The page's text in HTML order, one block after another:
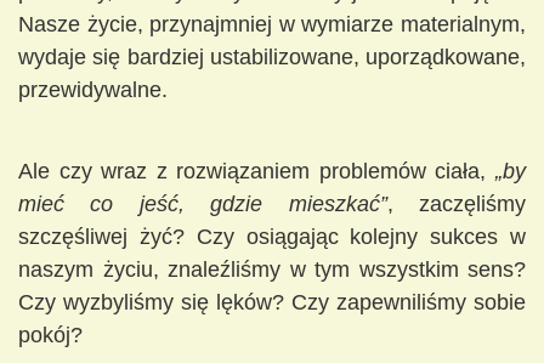
Nasze życie, przynajmniej w wymiarze materialnym,
wydaje się bardziej ustabilizowane, uporządkowane,
przewidywalne.
Ale czy wraz z rozwiązaniem problemów ciała, „by
mieć co jeść, gdzie mieszkać”, zaczęliśmy
szczęśliwej żyć? Czy osiągając kolejny sukces w
naszym życiu, znaleźliśmy w tym wszystkim sens?
Czy wyzbyliśmy się lęków? Czy zapewniliśmy sobie
pokój?